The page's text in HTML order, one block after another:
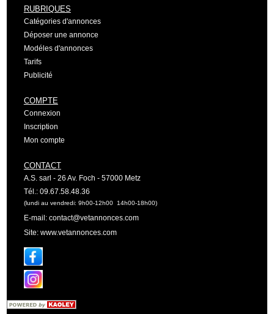
RUBRIQUES
Catégories d'annonces
Déposer une annonce
Modéles d'annonces
Tarifs
Publicité
COMPTE
Connexion
Inscription
Mon compte
CONTACT
A.S. sarl - 26 Av. Foch - 57000 Metz
Tél.: 09.67.58.48.36
(lundi au vendredi: 9h00-12h00 14h00-18h00)
E-mail: contact@vetannonces.com
Site: www.vetannonces.com